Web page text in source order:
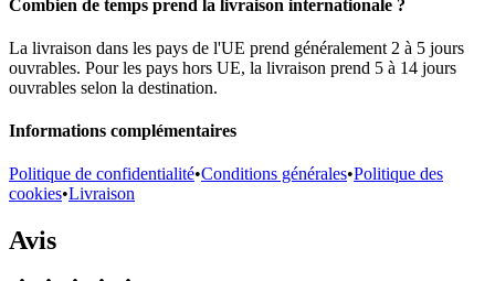
Combien de temps prend la livraison internationale ?
La livraison dans les pays de l'UE prend généralement 2 à 5 jours
ouvrables. Pour les pays hors UE, la livraison prend 5 à 14 jours
ouvrables selon la destination.
Informations complémentaires
Politique de confidentialité•Conditions générales•Politique des
cookies•Livraison
Avis